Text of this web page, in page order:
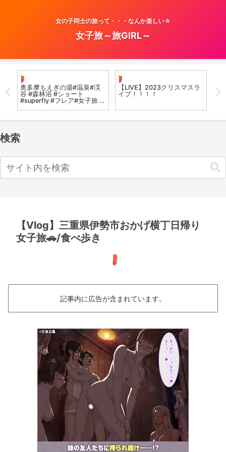
女の子同士の旅って・・・なんか楽しい☆
女子旅～旅GIRL～
た
温泉女子
奥多摩もえぎの湯#温泉#渓
谷 #森林浴 #ショート
#superfly #フレア#女子旅 #
お風呂女子こての
【LIVE】2023クリスマスラ
イブ！！！！
【
て
検索
【Vlog】三重県伊勢市おかげ横丁日帰り
女子旅🚗/食べ歩き
日帰り
記事内に広告が含まれています。